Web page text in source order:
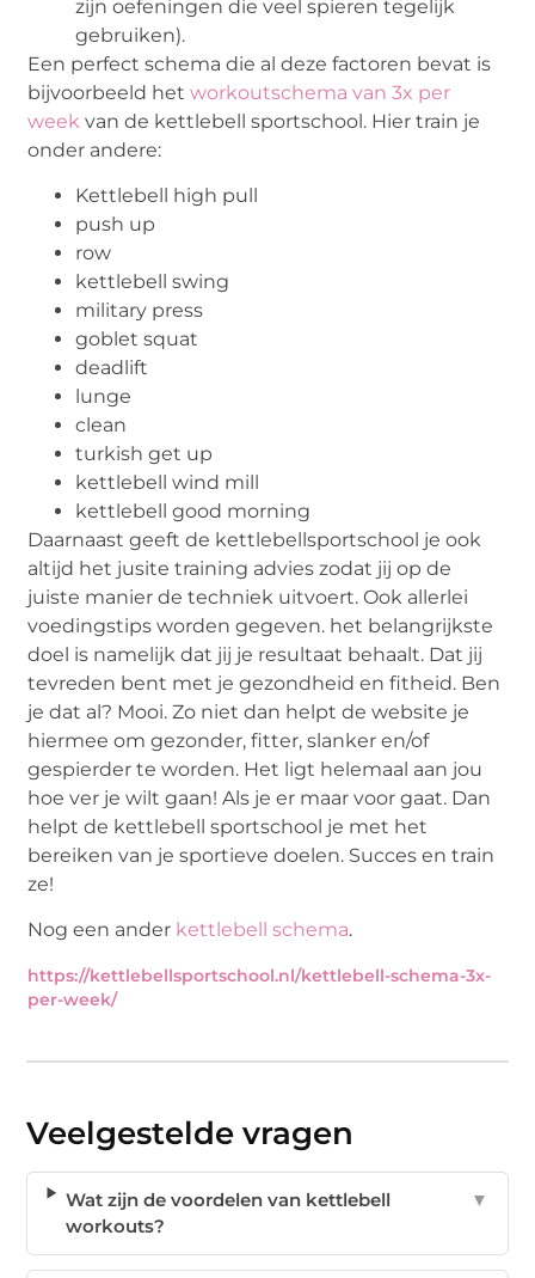
zijn oefeningen die veel spieren tegelijk
gebruiken).
Een perfect schema die al deze factoren bevat is
bijvoorbeeld hetworkoutschema van 3x per
week van de kettlebell sportschool. Hier train je
onder andere:
Kettlebell high pull
push up
row
kettlebell swing
military press
goblet squat
deadlift
lunge
clean
turkish get up
kettlebell wind mill
kettlebell good morning
Daarnaast geeft de kettlebellsportschool je ook
altijd het jusite training advies zodat jij op de
juiste manier de techniek uitvoert. Ook allerlei
voedingstips worden gegeven. het belangrijkste
doel is namelijk dat jij je resultaat behaalt. Dat jij
tevreden bent met je gezondheid en fitheid. Ben
je dat al? Mooi. Zo niet dan helpt de website je
hiermee om gezonder, fitter, slanker en/of
gespierder te worden. Het ligt helemaal aan jou
hoe ver je wilt gaan! Als je er maar voor gaat. Dan
helpt de kettlebell sportschool je met het
bereiken van je sportieve doelen. Succes en train
ze!
Nog een ander kettlebell schema.
https://kettlebellsportschool.nl/kettlebell-schema-3x-
per-week/
Veelgestelde vragen
Wat zijn de voordelen van kettlebell
workouts?
▼